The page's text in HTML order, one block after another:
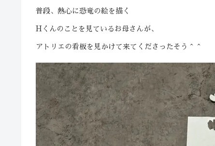
普段、熱心に恐竜の絵を描く
Hくんのことを見ているお母さんが、
アトリエの看板を見かけて来てくださったそう＾＾